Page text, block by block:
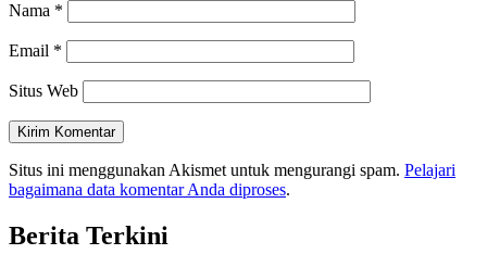
Nama *
Email *
Situs Web
Situs ini menggunakan Akismet untuk mengurangi spam. Pelajari
bagaimana data komentar Anda diproses.
Berita Terkini